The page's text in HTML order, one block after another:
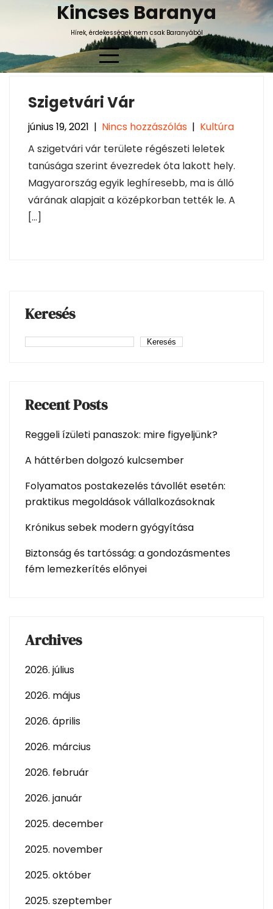
Kincses Baranya
Hírek, érdekességek nem csak Baranyából
Hónap:2021. június
Szigetvári Vár
június 19, 2021 | Nincs hozzászólás | Kultúra
A szigetvári vár területe régészeti leletek
tanúsága szerint évezredek óta lakott hely.
Magyarország egyik leghíresebb, ma is álló
várának alapjait a középkorban tették le. A
[…]
Keresés
Keresés
Recent Posts
Reggeli ízületi panaszok: mire figyeljünk?
A háttérben dolgozó kulcsember
Folyamatos postakezelés távollét esetén:
praktikus megoldások vállalkozásoknak
Krónikus sebek modern gyógyítása
Biztonság és tartósság: a gondozásmentes
fém lemezkerítés előnyei
Archives
2026. július
2026. május
2026. április
2026. március
2026. február
2026. január
2025. december
2025. november
2025. október
2025. szeptember